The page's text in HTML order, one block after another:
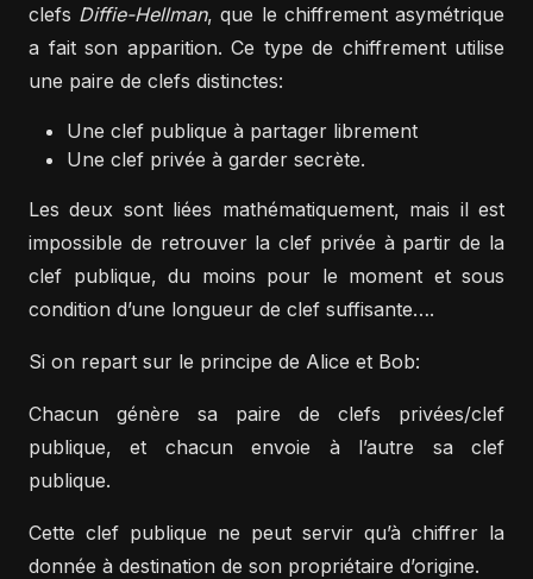
clefs Diffie-Hellman, que le chiffrement asymétrique
a fait son apparition. Ce type de chiffrement utilise
une paire de clefs distinctes:
Une clef publique à partager librement
Une clef privée à garder secrète.
Les deux sont liées mathématiquement, mais il est
impossible de retrouver la clef privée à partir de la
clef publique, du moins pour le moment et sous
condition d’une longueur de clef suffisante….
Si on repart sur le principe de Alice et Bob:
Chacun génère sa paire de clefs privées/clef
publique, et chacun envoie à l’autre sa clef
publique.
Cette clef publique ne peut servir qu’à chiffrer la
donnée à destination de son propriétaire d’origine.